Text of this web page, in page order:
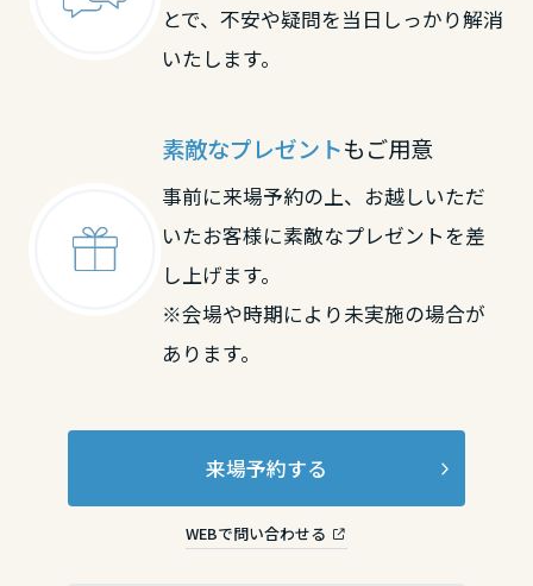
とで、不安や疑問を当日しっかり解消
いたします。
素敵なプレゼントもご用意
事前に来場予約の上、お越しいただ
いたお客様に素敵なプレゼントを差
し上げます。
※会場や時期により未実施の場合が
あります。
来場予約する
WEBで問い合わせる